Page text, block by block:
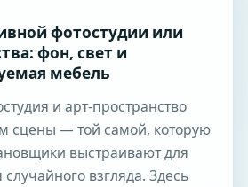
фотостудии или
фон, свет и
мебель
и арт-пространство
сцены — той самой, которую
выстраивают для
взгляда. Здесь